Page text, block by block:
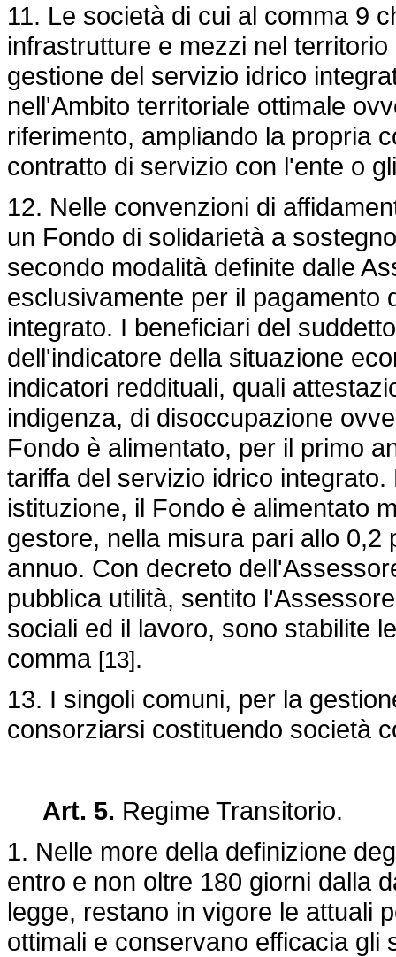
11. Le società di cui al comma 9
infrastrutture e mezzi nel
gestione del servizio idrico
nell'Ambito territoriale ottimale
riferimento, ampliando la propria
contratto di servizio con l'ente o
12. Nelle convenzioni di
un Fondo di solidarietà a
secondo modalità definite dalle
esclusivamente per il pagamento
integrato. I beneficiari del
dell'indicatore della situazione
indicatori reddituali, quali
indigenza, di disoccupazione
Fondo è alimentato, per il primo
tariffa del servizio idrico
istituzione, il Fondo è alimentato
gestore, nella misura pari allo
annuo. Con decreto
pubblica utilità, sentito
sociali ed il lavoro, sono stabilite
comma [13].
13. I singoli comuni, per la
consorziarsi costituendo società
Art. 5. Regime Transitorio.
1. Nelle more della definizione
entro e non oltre 180 giorni dalla
legge, restano in vigore le attuali
ottimali e conservano efficacia gli